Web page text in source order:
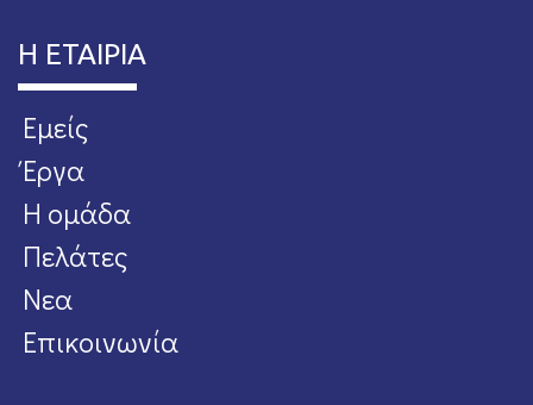
Η ΕΤΑΙΡΙΑ
Εμείς
Έργα
Η ομάδα
Πελάτες
Νεα
Επικοινωνία